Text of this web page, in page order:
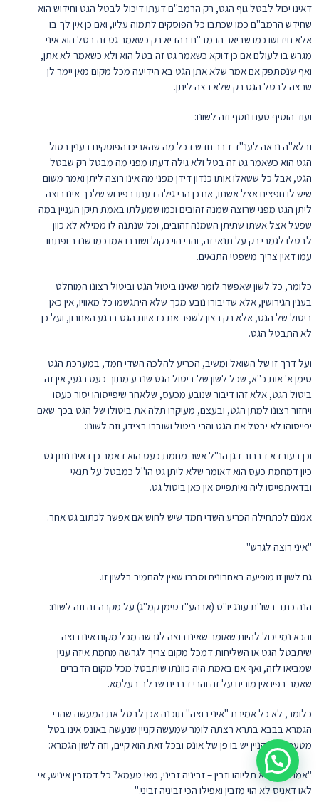
דאינו יכול לבטל גוף הגט, רק הרמב"ם דעתו דיכול לבטל הגט וחידוש הוא
שחידש הרמב"ם כמו שכתבו כל הפוסקים לתמוה עליו, ואם כן אין לך בו
אלא חידושו כמו שביאר הרמב"ם בהדיא רק כשאמר גט זה בטל הוא איני
מגרש בו לעולם אם כן דוקא כשאמר גט זה בטל הוא ולא כשאמר לא אתן,
ואף שנסתפק אם אמר שלא אתן הגט בא הידיעה מכל מקום מאן יימר לן
שרצה לבטל הגט רק שלא רצה ליתן.
ועוד הוסיף טעם נוסף וזה לשונו:
ובלא"ה נראה לענ"ד דבר חדש דכל מה שהאריכו הפוסקים בענין בטול
הגט הוא כשאמר גט זה בטל ולא גילה דעתו מפני מה מבטל רק שבטל
הגט, אבל כל ששאלו אותו כנדון דידן מפני מה אינו רוצה ליתן ואמר משום
שיש לו חפצים אצל אשתו, אם כן הרי גילה דעתו בפירוש שלכך אינו רוצה
ליתן הגט מפני שרוצה שמנה זהובים וכמו שמעלתו באמת תיקן העניין במה
שפעל אצל אשתו שתיתן השמנה זהובים, וכל שנתנה לו ממילא לא כוון
לבטלו לגמרי רק על תנאי זה, והרי הוי כקול ושוברו אמו כמו שנדר ופתחו
עמו דאין צריך משפטי התנאים.
כלומר, כל לשון שאפשר לומר שאינו ביטול הגט וביטול רצונו המוחלט
בענין הגירושין, אלא שדיבורו נובע מכך שלא היתגשמו כל מאוויו, אין כאן
ביטול של הגט, אלא רק רצון לשפר את כדאיות הגט ברגע האחרון, ועל כן
לא התבטל הגט.
ועל דרך זו של השואל ומשיב, הכריע להלכה השדי חמד, במערכת הגט
סימן א' אות כ"א, שכל לשון של ביטול הגט שנבע מתוך כעס רגעי, אין זה
ביטול הגט, אלא זהו דיבור שנובע מכעס, שלאחר שיפייסוהו יסור כעסו
ויחזור רצונו למתן הגט, ובעצם, מעיקרו תלה את ביטולו של הגט בכך שאם
יפייסוהו לא יבטל את הגט והרי ביטול ושוברו בצידו, וזה לשונו:
וכן בעובדא דברוב דגן הנ"ל אשר מחמת כעס הוא דאמר כן דאינו נותן גט
כיון דמחמת כעס הוא דאומר שלא ליתן גט הו"ל כמבטל על תנאי
ובדאיתפייסו ליה ואיתפייס אין כאן ביטול גט.
אמנם לכתחילה הכריע השדי חמד שיש לחוש אם אפשר לכתוב גט אחר.
"איני רוצה לגרש"
גם לשון זו מופיעה באחרונים וסברו שאין להחמיר בלשון זו.
הנה כתב בשו"ת עונג יו"ט (אבהע"ז סימן קמ"ג) על מקרה זה וזה לשונו:
והכא נמי יכול להיות שאומר שאינו רוצה לגרשה מכל מקום אינו רוצה
שיתבטל הגט או השליחות דמכל מקום צריך לגרשה מחמת איזה ענין
שמביאו לזה, ואף אם באמת היה כוונתו שיתבטל מכל מקום הדברים
שאמר בפיו אין מורים על זה והרי דברים שבלב בעלמא.
כלומר, לא כל אמירת "איני רוצה" תוכנה אכן לבטל את המעשה שהרי
הגמרא בבבא בתרא רצתה לומר שמעשה קניין שנעשה באונס אינו בטל
מטעם שכל קניין יש בו פן של אונס ובכל זאת הוא קיים, וזה לשון הגמרא:
"אמר רב הונא תליוהו וזבין – זביניה זביני, מאי טעמא? כל דמזבין איניש, אי
לאו דאניס לא הוי מזבין ואפילו הכי זביניה זביני."